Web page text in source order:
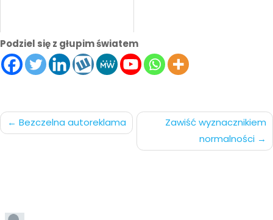
Podziel się z głupim światem
Nawigacja
Bezczelna autoreklama
Zawiść wyznacznikiem
normalności